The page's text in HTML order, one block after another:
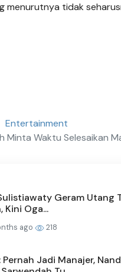
menurutnya tidak
Entertainment
Minta Waktu Selesaikan
Geram Utang
Kini Oga...
ago 218
Pernah Jadi Manajer,